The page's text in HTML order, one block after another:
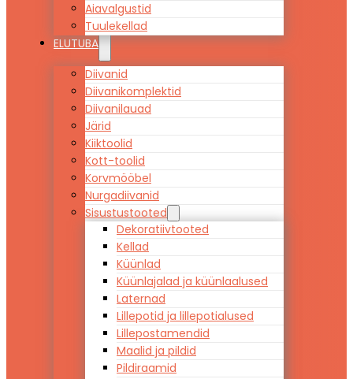
Aiavalgustid
Tuulekellad
ELUTUBA
Diivanid
Diivanikomplektid
Diivanilauad
Järid
Kiiktoolid
Kott-toolid
Korvmööbel
Nurgadiivanid
Sisustustooted
Dekoratiivtooted
Kellad
Küünlad
Küünlajalad ja küünlaalused
Laternad
Lillepotid ja lillepotialused
Lillepostamendid
Maalid ja pildid
Pildiraamid